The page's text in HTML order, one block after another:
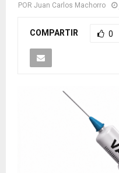
POR Juan Carlos Machorro
COMPARTIR 0